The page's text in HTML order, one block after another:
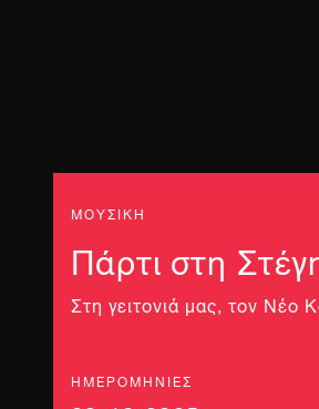
ΜΟΥΣΙΚΗ
Πάρτι στη
Στη γειτονιά μας, τον Νέο
ΗΜΕΡΟΜΗΝΊΕΣ